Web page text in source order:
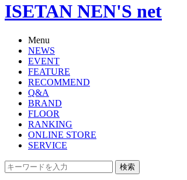
ISETAN NEN'S net
Menu
NEWS
EVENT
FEATURE
RECOMMEND
Q&A
BRAND
FLOOR
RANKING
ONLINE STORE
SERVICE
検索